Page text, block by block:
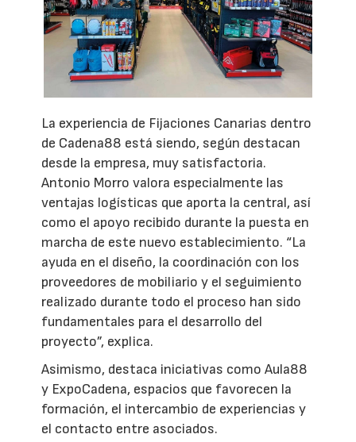
La experiencia de Fijaciones Canarias dentro
de Cadena88 está siendo, según destacan
desde la empresa, muy satisfactoria.
Antonio Morro valora especialmente las
ventajas logísticas que aporta la central, así
como el apoyo recibido durante la puesta en
marcha de este nuevo establecimiento. “La
ayuda en el diseño, la coordinación con los
proveedores de mobiliario y el seguimiento
realizado durante todo el proceso han sido
fundamentales para el desarrollo del
proyecto”, explica.
Asimismo, destaca iniciativas como Aula88
y ExpoCadena, espacios que favorecen la
formación, el intercambio de experiencias y
el contacto entre asociados.